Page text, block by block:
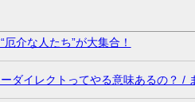
厄介な人たち”が大集合！
ダイレクトってやる意味あるの？ /